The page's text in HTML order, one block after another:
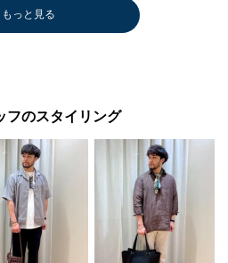
もっと見る
フのスタイリング